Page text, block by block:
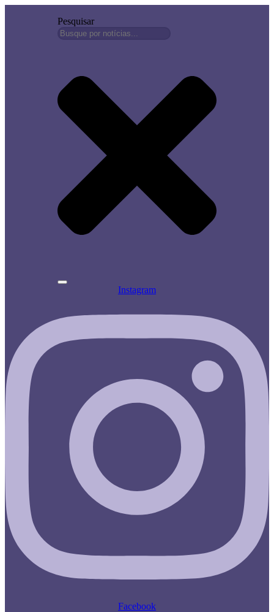
Pesquisar
Instagram
Facebook